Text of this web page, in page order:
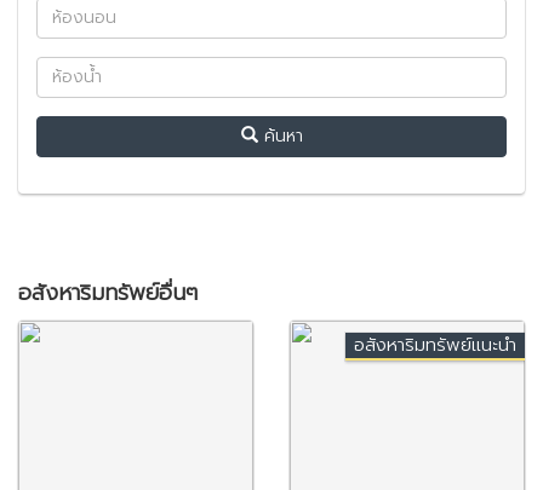
ค้นหา
อสังหาริมทรัพย์อื่นๆ
อสังหาริมทรัพย์แนะนำ